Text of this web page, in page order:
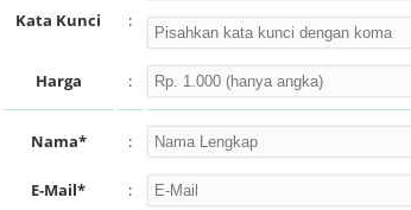
Kata Kunci :
Harga :
Nama* :
E-Mail* :